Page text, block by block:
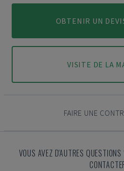
OBTENIR UN
VISITE DE LA
FAIRE UNE
VOUS AVEZ D'AUTRES